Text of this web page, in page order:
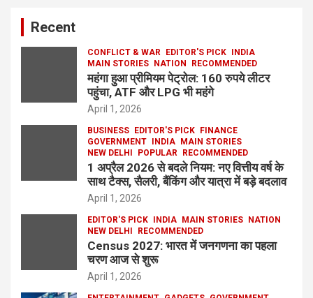
Recent
CONFLICT & WAR EDITOR'S PICK
INDIA
MAIN STORIES
NATION RECOMMENDED
महंगा हुआ प्रीमियम पेट्रोल: 160 रुपये लीटर
पहुंचा, ATF और LPG भी महंगे
April 1, 2026
BUSINESS EDITOR'S PICK
FINANCE
GOVERNMENT
INDIA
MAIN STORIES
NEW DELHI
POPULAR RECOMMENDED
1 अप्रैल 2026 से बदले नियम: नए वित्तीय वर्ष के
साथ टैक्स, सैलरी, बैंकिंग और यात्रा में बड़े बदलाव
April 1, 2026
EDITOR'S PICK INDIA MAIN STORIES
NATION
NEW DELHI
RECOMMENDED
Census 2027: भारत में जनगणना का पहला
चरण आज से शुरू
April 1, 2026